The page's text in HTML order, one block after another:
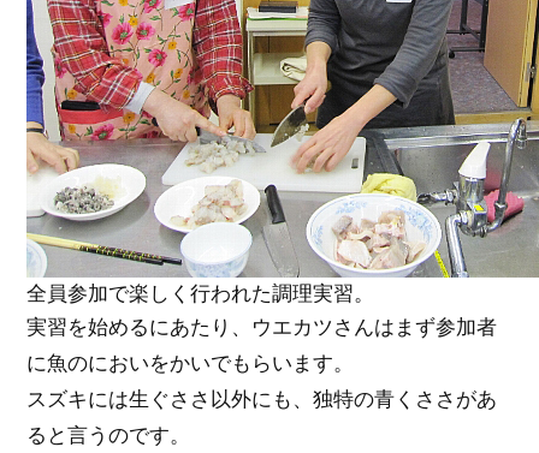
全員参加で楽しく行われた調理実習。
実習を始めるにあたり、ウエカツさんはまず参加者
に魚のにおいをかいでもらいます。
スズキには生ぐささ以外にも、独特の青くささがあ
ると言うのです。